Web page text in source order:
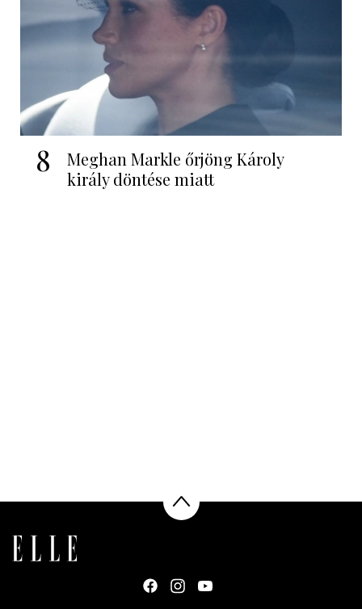
8
Meghan Markle őrjöng Károly
király döntése miatt